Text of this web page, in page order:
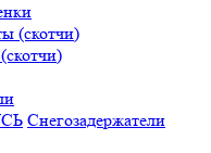
Снегозадержатели